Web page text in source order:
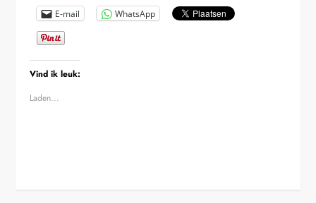
E-mail WhatsApp
Vind ik leuk:
Laden...